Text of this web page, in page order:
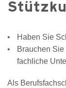
Haben Sie
Brauchen
fachliche
Als